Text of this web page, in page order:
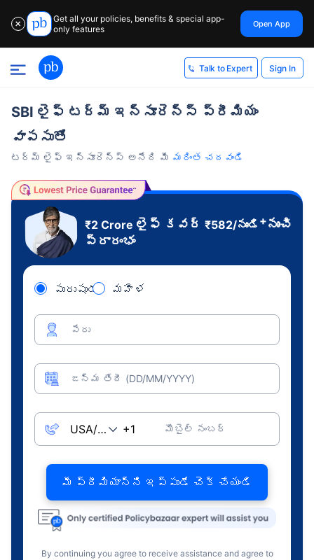
✕
Get all your policies, benefits & special app-
only features
Open App
Talk to Expert Sign In
SBI లైఫ్ టర్మ్ ఇన్సూరెన్స్ ప్రీమియం
వాపసుతో
టర్మ్ లైఫ్ ఇన్సూరెన్స్ అనేది మీ మరింత చదవండి
₹2 Crore లైఫ్ కవర్ ₹582/నుండి +నుంచి
ప్రారంభం
పురుషుడు మహిళ
పేరు
జన్మ తేదీ (DD/MM/YYYY)
మొబైల్ నంబర్
మీ ప్రీమియాన్ని ఇప్పుడే చెక్ చేయండి
By continuing you agree to receive assistance and agree to